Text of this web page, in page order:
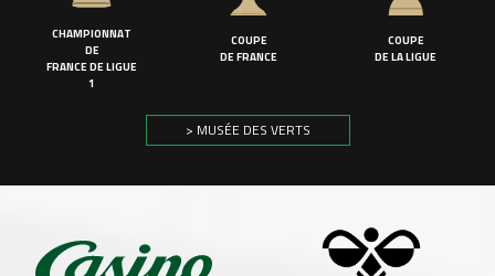
CHAMPIONNAT
DE
FRANCE DE LIGUE
1
COUPE
DE FRANCE
COUPE
DE LA LIGUE
> MUSÉE DES VERTS